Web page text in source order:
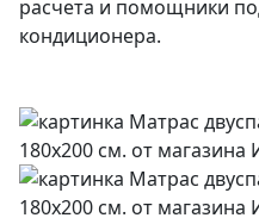
расчета и помощники
кондиционера.